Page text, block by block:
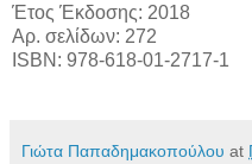
Έτος Έκδοσης: 2018
Αρ. σελίδων: 272
ISBN: 978-618-01-2717-1
Γιώτα Παπαδημακοπούλου at